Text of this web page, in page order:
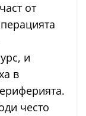
от
и
в
често